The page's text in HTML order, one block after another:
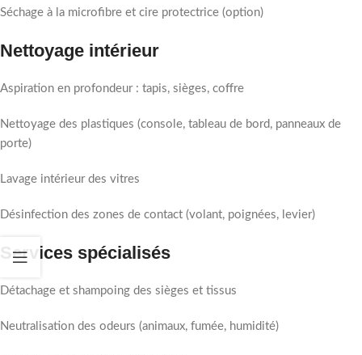
Séchage à la microfibre et cire protectrice (option)
Nettoyage intérieur
Aspiration en profondeur : tapis, sièges, coffre
Nettoyage des plastiques (console, tableau de bord, panneaux de
porte)
Lavage intérieur des vitres
Désinfection des zones de contact (volant, poignées, levier)
Services spécialisés
Détachage et shampoing des sièges et tissus
Neutralisation des odeurs (animaux, fumée, humidité)